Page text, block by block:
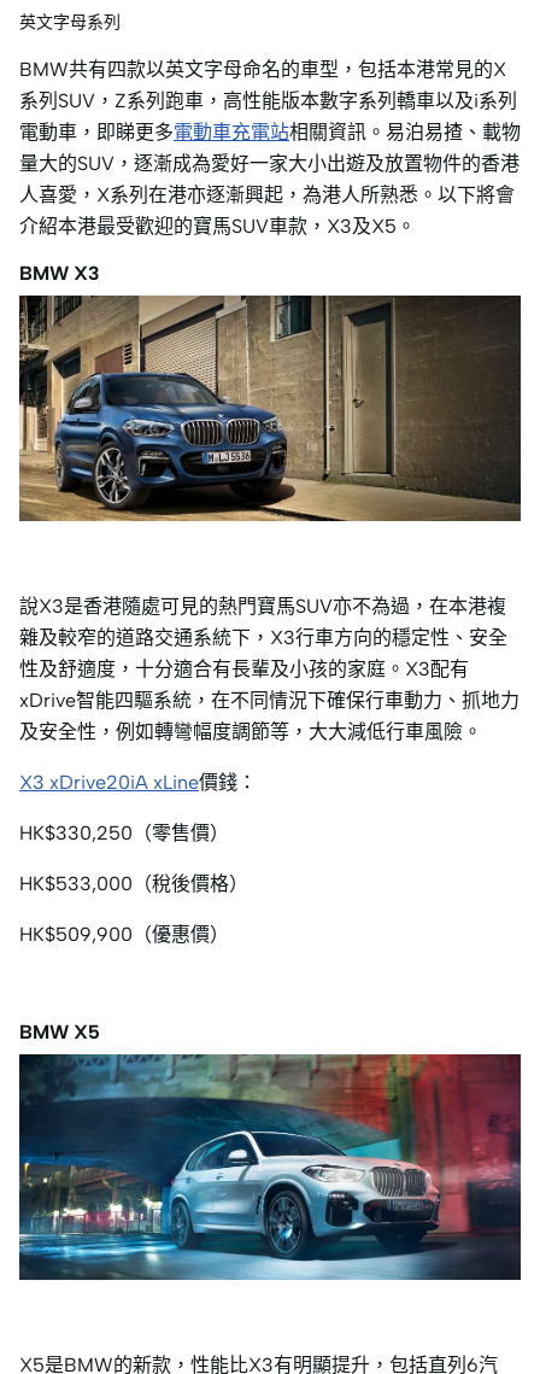
英文字母系列
BMW共有四款以英文字母命名的車型，包括本港常見的X
系列SUV，Z系列跑車，高性能版本數字系列轎車以及i系列
電動車，即睇更多電動車充電站相關資訊。易泊易揸、載物
量大的SUV，逐漸成為愛好一家大小出遊及放置物件的香港
人喜愛，X系列在港亦逐漸興起，為港人所熟悉。以下將會
介紹本港最受歡迎的寶馬SUV車款，X3及X5。
BMW X3
說X3是香港隨處可見的熱門寶馬SUV亦不為過，在本港複
雜及較窄的道路交通系統下，X3行車方向的穩定性、安全
性及舒適度，十分適合有長輩及小孩的家庭。X3配有
xDrive智能四驅系統，在不同情況下確保行車動力、抓地力
及安全性，例如轉彎幅度調節等，大大減低行車風險。
X3 xDrive20iA xLine價錢：
HK$330,250（零售價）
HK$533,000（稅後價格）
HK$509,900（優惠價）
BMW X5
X5是BMW的新款，性能比X3有明顯提升，包括直列6汽